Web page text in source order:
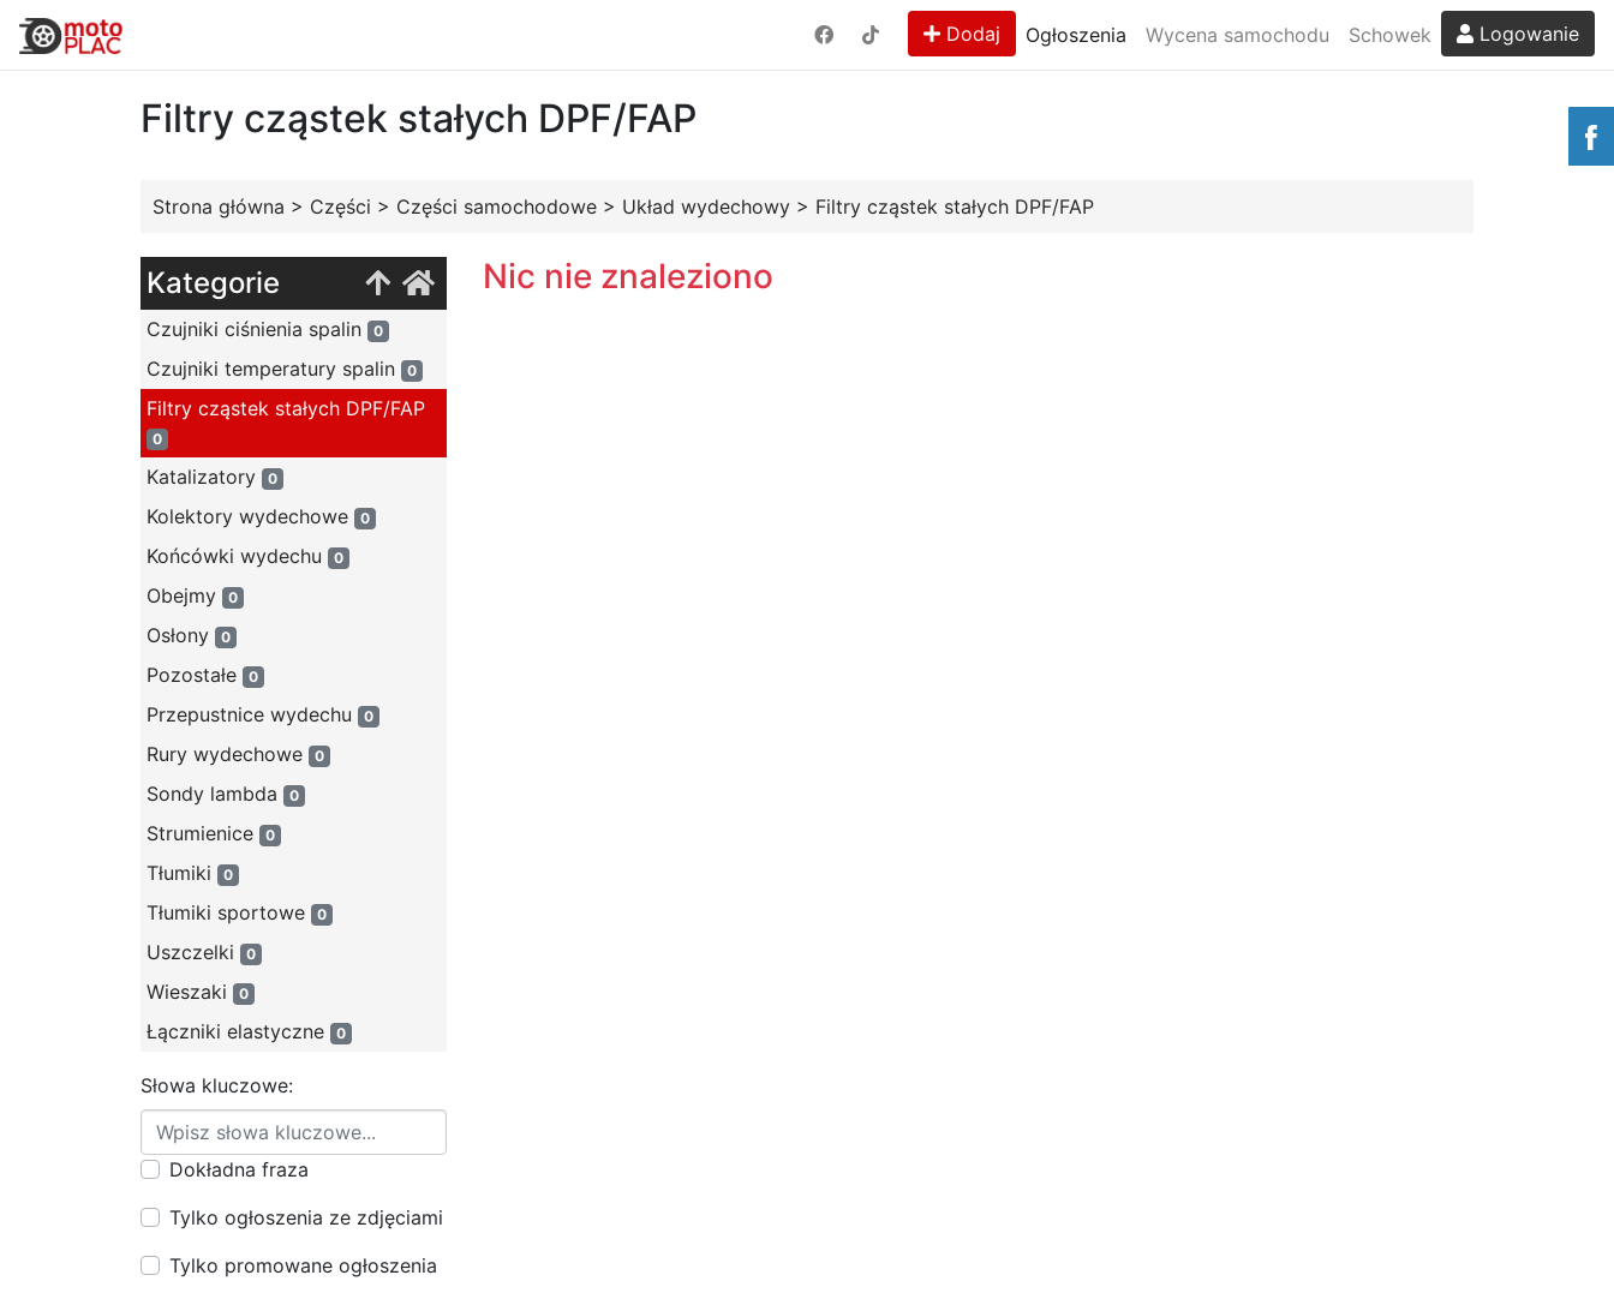
Dodaj Ogłoszenia Wycena samochodu Schowek Logowanie
Filtry cząstek stałych DPF/FAP
Strona główna > Części > Części samochodowe > Układ wydechowy > Filtry cząstek stałych DPF/FAP
Kategorie
Czujniki ciśnienia spalin 0
Czujniki temperatury spalin 0
Filtry cząstek stałych DPF/FAP
0
Katalizatory 0
Kolektory wydechowe 0
Końcówki wydechu 0
Obejmy 0
Osłony 0
Pozostałe 0
Przepustnice wydechu 0
Rury wydechowe 0
Sondy lambda 0
Strumienice 0
Tłumiki 0
Tłumiki sportowe 0
Uszczelki 0
Wieszaki 0
Łączniki elastyczne 0
Słowa kluczowe:
Dokładna fraza
Tylko ogłoszenia ze zdjęciami
Tylko promowane ogłoszenia
Nic nie znaleziono